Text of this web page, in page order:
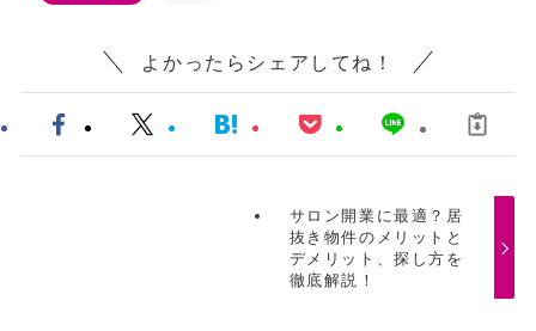
よかったらシェアしてね！
サロン開業に最適？居
抜き物件のメリットと
デメリット、探し方を
徹底解説！